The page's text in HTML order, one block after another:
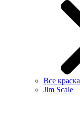
Все краска
Jim Scale